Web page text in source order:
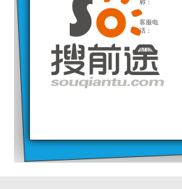
客服电
话：
邮箱：